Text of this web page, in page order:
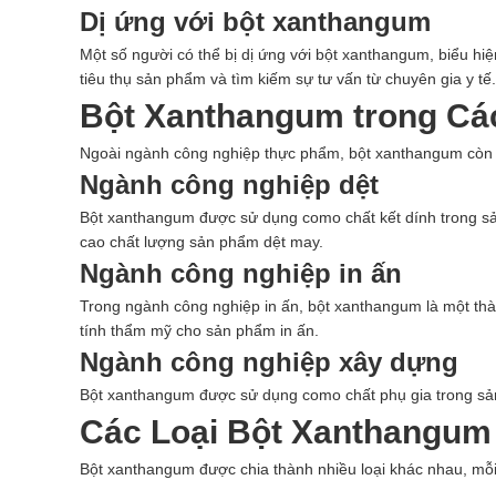
Dị ứng với bột xanthangum
Một số người có thể bị dị ứng với bột xanthangum, biểu
tiêu thụ sản phẩm và tìm kiếm sự tư vấn từ chuyên gia y tế.
Bột Xanthangum trong
Ngoài ngành công nghiệp thực phẩm, bột xanthangum
Ngành công nghiệp dệt
Bột xanthangum được sử dụng como chất kết dính trong
cao chất lượng sản phẩm dệt may.
Ngành công nghiệp in ấn
Trong ngành công nghiệp in ấn, bột xanthangum là một
tính thẩm mỹ cho sản phẩm in ấn.
Ngành công nghiệp xây dựng
Bột xanthangum được sử dụng como chất phụ gia trong
Các Loại Bột
Bột xanthangum được chia thành nhiều loại khác nhau,